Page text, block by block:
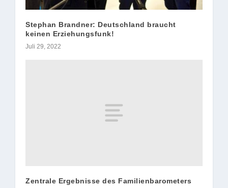
Stephan Brandner: Deutschland braucht
keinen Erziehungsfunk!
Juli 29, 2022
Zentrale Ergebnisse des Familienbarometers